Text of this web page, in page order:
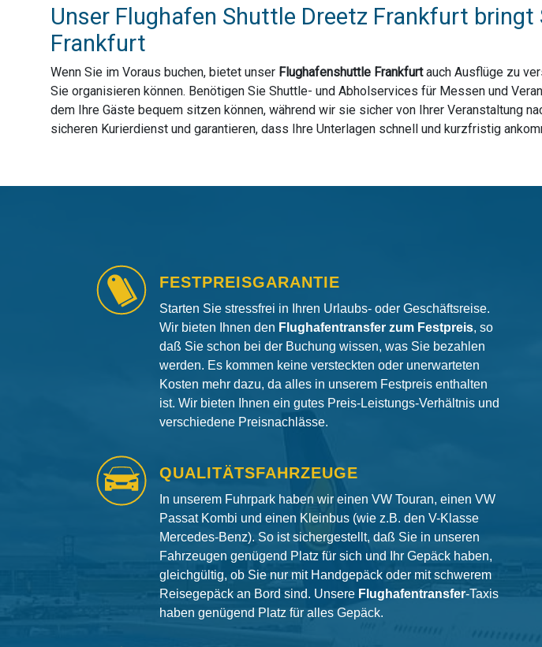
Unser Flughafen Shuttle Dreetz Frankfurt
Frankfurt
Wenn Sie im Voraus buchen, bietet unser Flughafenshuttle Frankfurtauch Ausflüge zu
Sie organisieren können. Benötigen Sie Shuttle- und Abholservices für Messen und
dem Ihre Gäste bequem sitzen können, während wir sie sicher von Ihrer Veranstaltung
sicheren Kurierdienst und garantieren, dass Ihre Unterlagen schnell und kurzfristig
FESTPREISGARANTIE
Starten Sie stressfrei in Ihren Urlaubs- oder Geschäftsreise.
Wir bieten Ihnen den Flughafentransfer zum Festpreis, so
daß Sie schon bei der Buchung wissen, was Sie bezahlen
werden. Es kommen keine versteckten oder unerwarteten
Kosten mehr dazu, da alles in unserem Festpreis enthalten
ist. Wir bieten Ihnen ein gutes Preis-Leistungs-Verhältnis und
verschiedene Preisnachlässe.
QUALITÄTSFAHRZEUGE
In unserem Fuhrpark haben wir einen VW Touran, einen VW
Passat Kombi und einen Kleinbus (wie z.B. den V-Klasse
Mercedes-Benz). So ist sichergestellt, daß Sie in unseren
Fahrzeugen genügend Platz für sich und Ihr Gepäck haben,
gleichgültig, ob Sie nur mit Handgepäck oder mit schwerem
Reisegepäck an Bord sind. Unsere Flughafentransfer-Taxis
haben genügend Platz für alles Gepäck.